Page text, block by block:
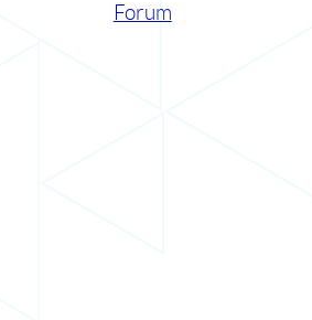
Forum